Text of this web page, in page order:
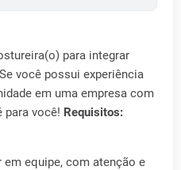
para integrar
você possui experiência
em uma empresa com
para você! Requisitos:
em equipe, com atenção e